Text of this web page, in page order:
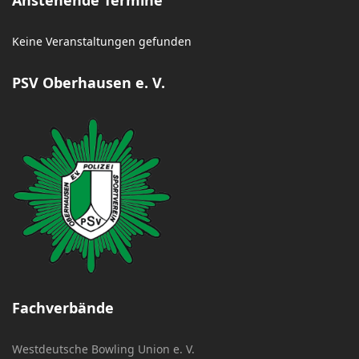
Keine Veranstaltungen gefunden
PSV Oberhausen e. V.
Fachverbände
Westdeutsche Bowling Union e. V.